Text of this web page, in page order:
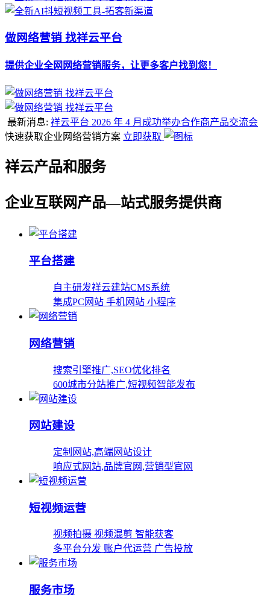
做网络营销 找祥云平台
提供企业全网网络营销服务，让更多客户找到您！
最新消息: 祥云平台 2026 年 4 月成功举办合作商产品交流会
快速获取企业网络营销方案 立即获取
祥云产品和服务
企业互联网产品—站式服务提供商
平台搭建
自主研发祥云建站CMS系统
集成PC网站 手机网站 小程序
网络营销
搜索引擎推广,SEO优化排名
600城市分站推广,短视频智能发布
网站建设
定制网站,高端网站设计
响应式网站,品牌官网,营销型官网
短视频运营
视频拍摄 视频混剪 智能获客
多平台分发 账户代运营 广告投放
服务市场